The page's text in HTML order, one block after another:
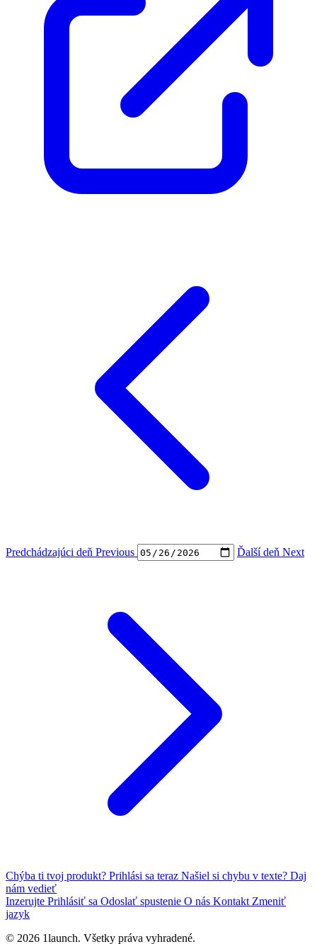
Predchádzajúci deň Previous Ďalší deň Next
Chýba ti tvoj produkt? Prihlási sa teraz Našiel si chybu v texte? Daj
nám vedieť
Inzerujte Prihlásiť sa Odoslať spustenie O nás Kontakt Zmeniť
jazyk
© 2026 1launch. Všetky práva vyhradené.